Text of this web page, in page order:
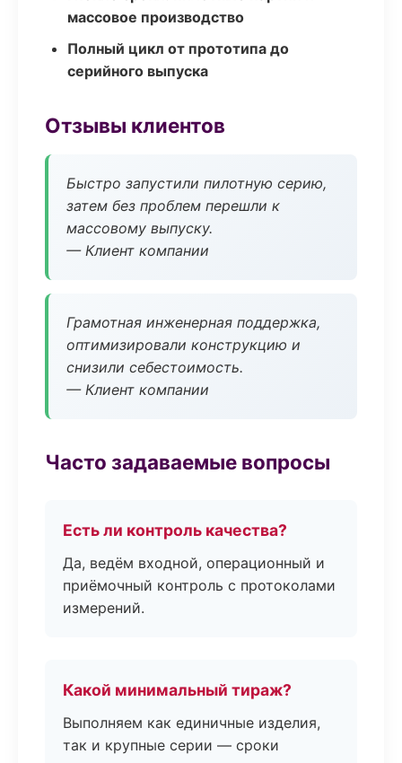
массовое производство
Полный цикл от прототипа до
серийного выпуска
Отзывы клиентов
Быстро запустили пилотную серию,
затем без проблем перешли к
массовому выпуску.
— Клиент компании
Грамотная инженерная поддержка,
оптимизировали конструкцию и
снизили себестоимость.
— Клиент компании
Часто задаваемые вопросы
Есть ли контроль качества?
Да, ведём входной, операционный и
приёмочный контроль с протоколами
измерений.
Какой минимальный тираж?
Выполняем как единичные изделия,
так и крупные серии — сроки